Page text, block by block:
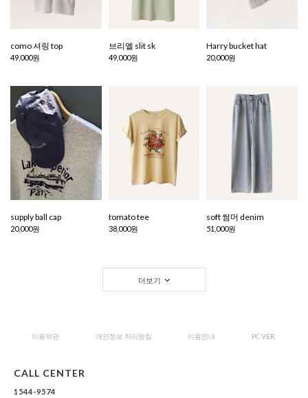
como 셔링 top
49,000원
브리엘 slit sk
49,000원
Harry bucket hat
20,000원
supply ball cap
20,000원
tomato tee
38,000원
soft 썸머 denim
51,000원
더보기
이용약관 개인정보 처리방침 이용안내 PC VER.
CALL CENTER
1544-9574